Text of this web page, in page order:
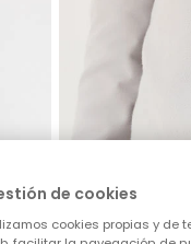
de cookies
cookies propias y de